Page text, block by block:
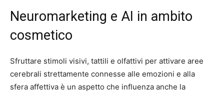
Neuromarketing e AI in ambito
cosmetico
Sfruttare stimoli visivi, tattili e olfattivi per attivare aree
cerebrali strettamente connesse alle emozioni e alla
sfera affettiva è un aspetto che influenza anche la